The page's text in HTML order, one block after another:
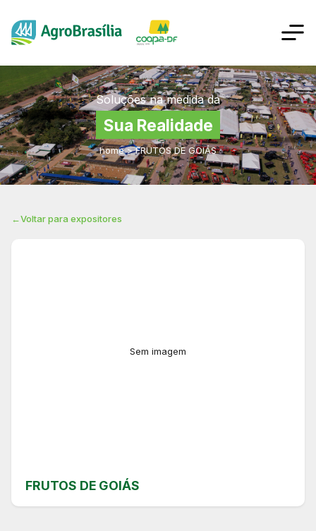
Soluções na medida da
Sua Realidade
home > FRUTOS DE GOIÁS
←Voltar para expositores
Sem imagem
FRUTOS DE GOIÁS